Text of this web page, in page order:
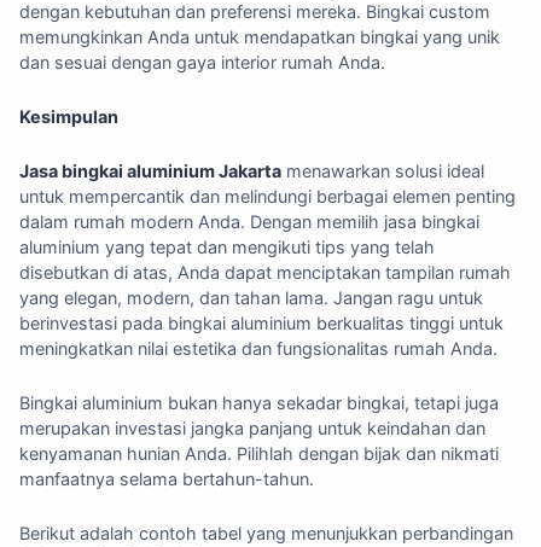
dengan kebutuhan dan preferensi mereka. Bingkai custom
memungkinkan Anda untuk mendapatkan bingkai yang unik
dan sesuai dengan gaya interior rumah Anda.
Kesimpulan
Jasa bingkai aluminium Jakarta menawarkan solusi ideal
untuk mempercantik dan melindungi berbagai elemen penting
dalam rumah modern Anda. Dengan memilih jasa bingkai
aluminium yang tepat dan mengikuti tips yang telah
disebutkan di atas, Anda dapat menciptakan tampilan rumah
yang elegan, modern, dan tahan lama. Jangan ragu untuk
berinvestasi pada bingkai aluminium berkualitas tinggi untuk
meningkatkan nilai estetika dan fungsionalitas rumah Anda.
Bingkai aluminium bukan hanya sekadar bingkai, tetapi juga
merupakan investasi jangka panjang untuk keindahan dan
kenyamanan hunian Anda. Pilihlah dengan bijak dan nikmati
manfaatnya selama bertahun-tahun.
Berikut adalah contoh tabel yang menunjukkan perbandingan